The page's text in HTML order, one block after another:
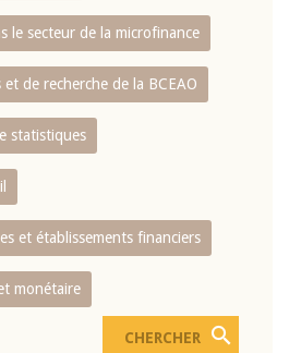
le secteur de la microfinance
et de recherche de la BCEAO
statistiques
et établissements financiers
monétaire